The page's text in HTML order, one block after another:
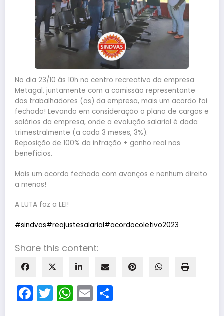
No dia 23/10 ás 10h no centro recreativo da empresa
Metagal, juntamente com a comissão representante
dos trabalhadores (as) da empresa, mais um acordo foi
fechado! Levando em consideração o plano de cargos e
salários da empresa, onde a evolução salarial é dada
trimestralmente (a cada 3 meses, 3%).
Reposição de 100% da infração + ganho real nos
benefícios.
Mais um acordo fechado com avanços e nenhum direito
a menos!
A LUTA faz a LEI!
#sindvas#reajustesalarial#acordocoletivo2023
Share this content:
Facebook
Twitter
WhatsApp
Email